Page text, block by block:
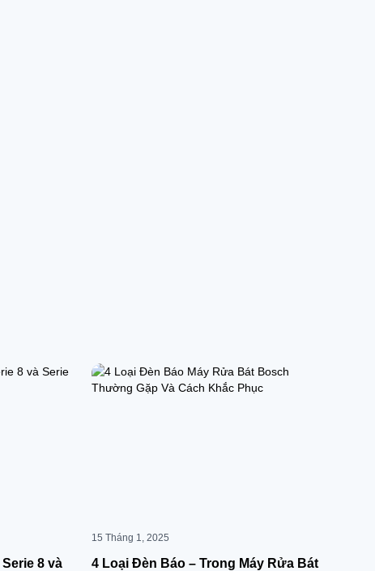
8 và
15 Tháng 1, 2025
4 Loại Đèn Báo – Trong Máy Rửa Bát